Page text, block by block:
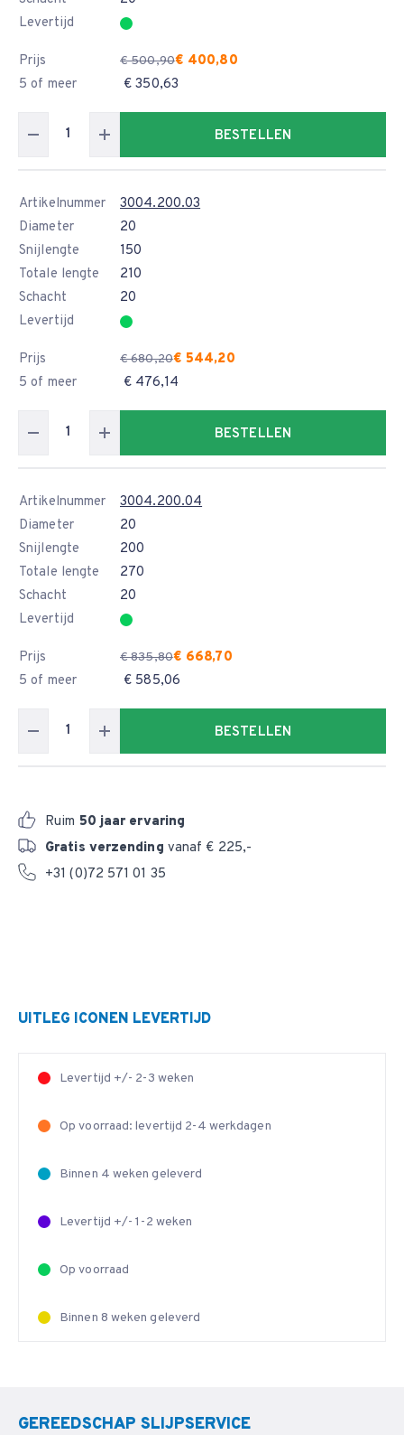
Levertijd
Prijs € 500,90€ 400,80
5 of meer
€ 350,63
BESTELLEN
Artikelnummer
3004.200.03
Diameter
20
Snijlengte
150
Totale lengte
210
Schacht
20
Levertijd
Prijs € 680,20€ 544,20
5 of meer
€ 476,14
BESTELLEN
Artikelnummer
3004.200.04
Diameter
20
Snijlengte
200
Totale lengte
270
Schacht
20
Levertijd
Prijs € 835,80€ 668,70
5 of meer
€ 585,06
BESTELLEN
Ruim 50 jaar ervaring
Gratis verzending vanaf € 225,-
+31 (0)72 571 01 35
UITLEG ICONEN LEVERTIJD
Levertijd +/- 2-3 weken
Op voorraad: levertijd 2-4 werkdagen
Binnen 4 weken geleverd
Levertijd +/- 1-2 weken
Op voorraad
Binnen 8 weken geleverd
GEREEDSCHAP SLIJPSERVICE